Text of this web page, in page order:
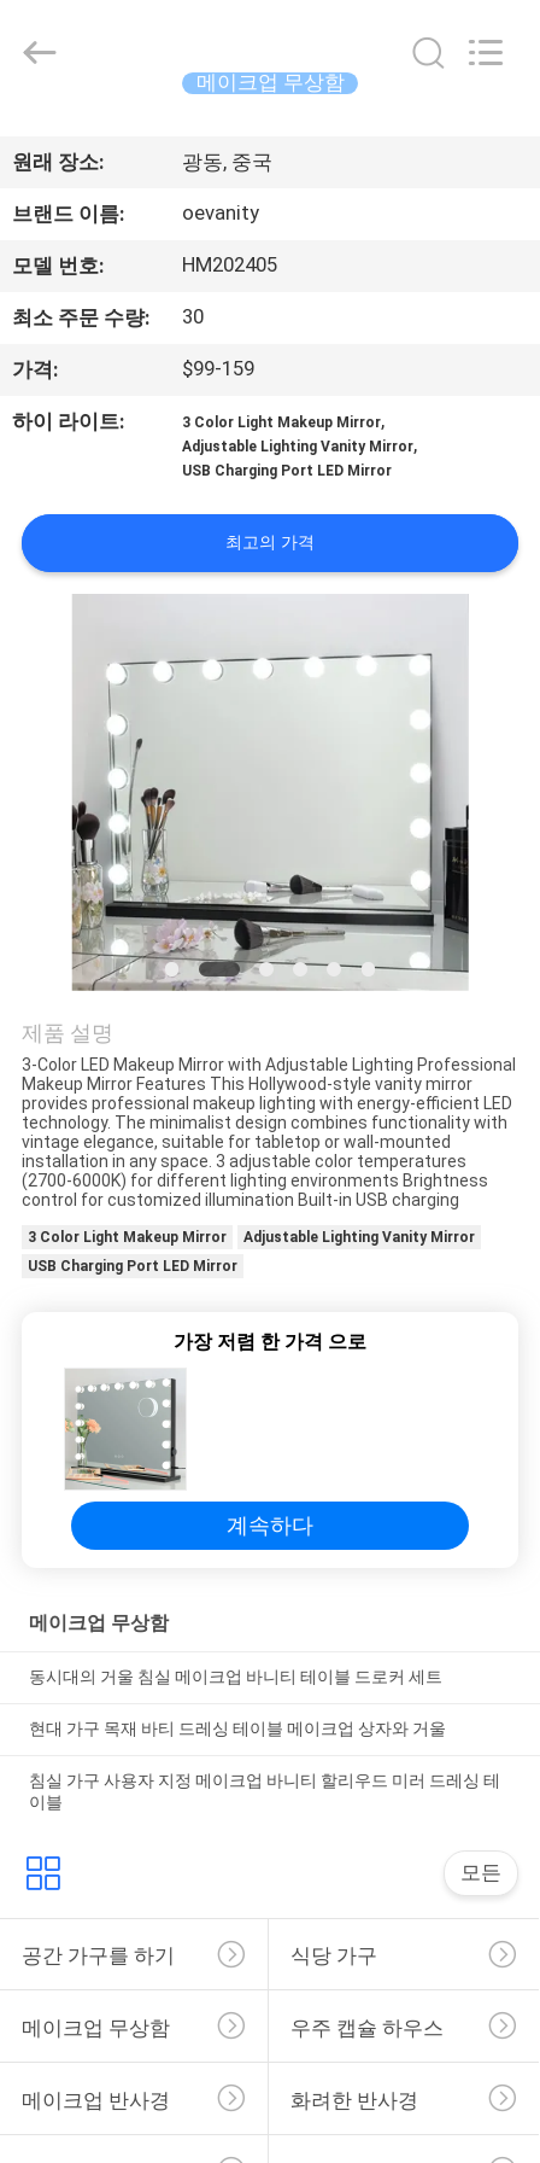
제
품
소
개
동
상
장
투
어
연
락
케
이
스
견
적
요
청
SITEMAP
개
Dongguan
All
Rights
메이크업 무상함
원래 장소: 광동, 중국
브랜드 이름: oevanity
모델 번호: HM202405
최소 주문 수량: 30
가격: $99-159
하이 라이트: 3 Color Light Makeup Mirror,
Adjustable Lighting Vanity Mirror,
USB Charging Port LED Mirror
최고의 가격
제품 설명
3-Color LED Makeup Mirror with Adjustable Lighting Professional
Makeup Mirror Features This Hollywood-style vanity mirror
provides professional makeup lighting with energy-efficient LED
technology. The minimalist design combines functionality with
vintage elegance, suitable for tabletop or wall-mounted
installation in any space. 3 adjustable color temperatures
(2700-6000K) for different lighting environments Brightness
control for customized illumination Built-in USB charging
3 Color Light Makeup Mirror
Adjustable Lighting Vanity Mirror
USB Charging Port LED Mirror
가장 저렴 한 가격 으로
계속하다
메이크업 무상함
동시대의 거울 침실 메이크업 바니티 테이블 드로커 세트
현대 가구 목재 바티 드레싱 테이블 메이크업 상자와 거울
침실 가구 사용자 지정 메이크업 바니티 할리우드 미러 드레싱 테
이블
모든
공간 가구를 하기 식당 가구
메이크업 무상함 우주 캡슐 하우스
메이크업 반사경 화려한 반사경